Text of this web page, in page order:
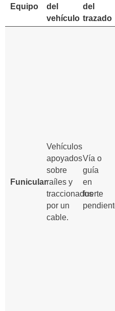
Equipo
del
vehículo
del
trazado
Funicular
Vehículos
apoyados
sobre
raíles y
traccionados
por un
cable.
Vía o
guía
en
fuerte